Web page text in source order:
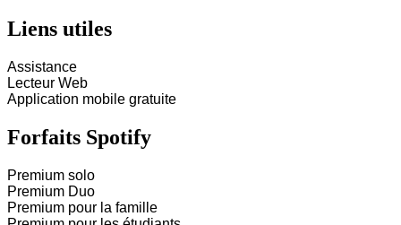
Liens utiles
Assistance
Lecteur Web
Application mobile gratuite
Forfaits Spotify
Premium solo
Premium Duo
Premium pour la famille